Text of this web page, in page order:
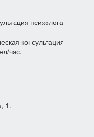
психолога –
консультация
час.
1.